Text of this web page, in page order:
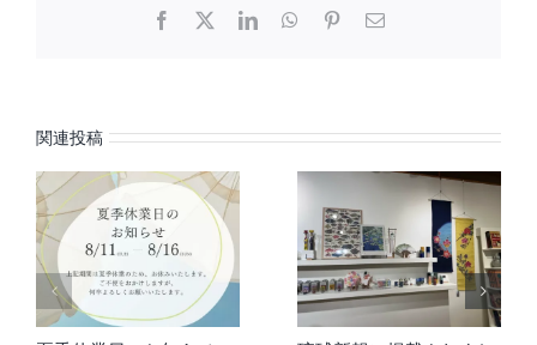
Facebook LinkedInWhatsApp
Pinterest
電
関連投稿